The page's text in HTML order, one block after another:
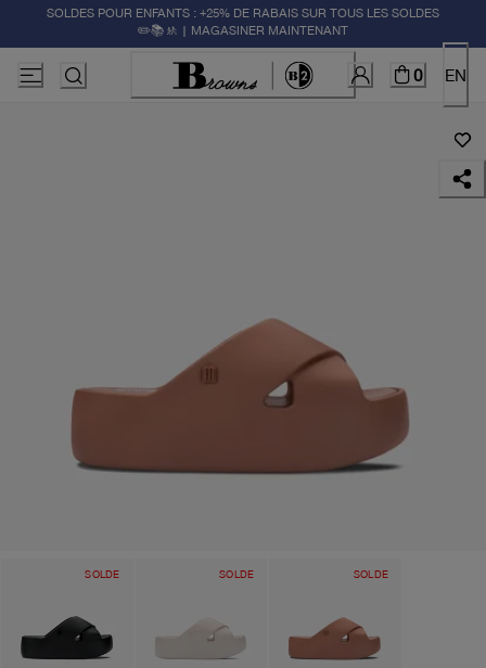
SOLDES POUR ENFANTS : +25% DE RABAIS SUR TOUS LES SOLDES
✏️📚🚸 | MAGASINER MAINTENANT
0 EN
SOLDE SOLDE SOLDE